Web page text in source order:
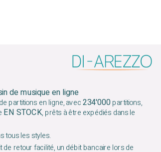
de musique en ligne
partitions en ligne, avec234'000partitions,
EN STOCK, prêts à être expédiés dans le
tous les styles.
de retour facilité, un débit bancaire lors de